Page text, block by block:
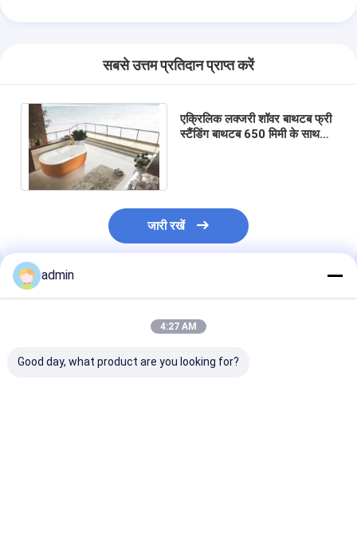
सबसे उत्तम प्रतिदान प्राप्त करें
एक्रिलिक लक्जरी शॉवर बाथटब फ्री
स्टैंडिंग बाथटब 650 मिमी के साथ
जारी रखें
अनुशंसित उत्पाद
admin
4:27 AM
Good day, what product are you looking for?